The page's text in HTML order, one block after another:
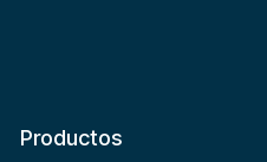
Productos